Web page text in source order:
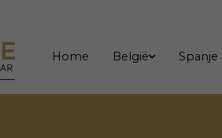
Home België Spanje